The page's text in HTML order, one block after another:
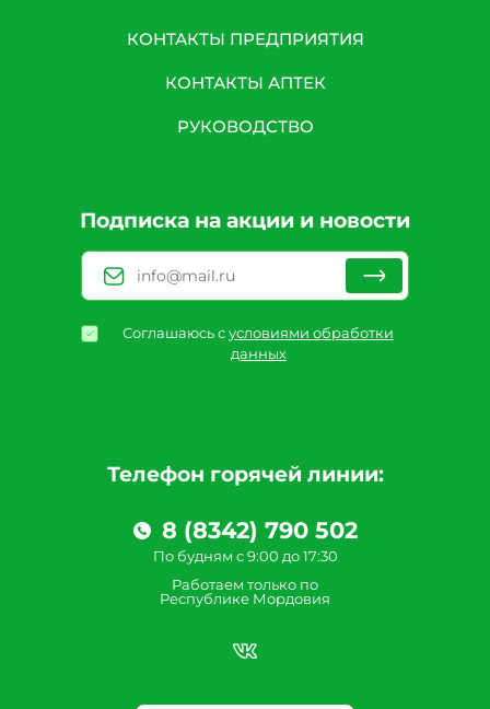
Телефон горячей линии:
8 (8342) 790 502
По будням с 9:00 до 17:30
Работаем только по
Республике Мордовия
КОНТАКТЫ ПРЕДПРИЯТИЯ
КОНТАКТЫ АПТЕК
РУКОВОДСТВО
Подписка на акции и новости
Соглашаюсь сусловиями обработки
данных